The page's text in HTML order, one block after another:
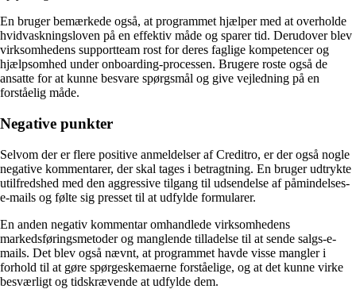
En bruger bemærkede også, at programmet hjælper med at overholde
hvidvaskningsloven på en effektiv måde og sparer tid. Derudover blev
virksomhedens supportteam rost for deres faglige kompetencer og
hjælpsomhed under onboarding-processen. Brugere roste også de
ansatte for at kunne besvare spørgsmål og give vejledning på en
forståelig måde.
Negative punkter
Selvom der er flere positive anmeldelser af Creditro, er der også nogle
negative kommentarer, der skal tages i betragtning. En bruger udtrykte
utilfredshed med den aggressive tilgang til udsendelse af påmindelses-
e-mails og følte sig presset til at udfylde formularer.
En anden negativ kommentar omhandlede virksomhedens
markedsføringsmetoder og manglende tilladelse til at sende salgs-e-
mails. Det blev også nævnt, at programmet havde visse mangler i
forhold til at gøre spørgeskemaerne forståelige, og at det kunne virke
besværligt og tidskrævende at udfylde dem.